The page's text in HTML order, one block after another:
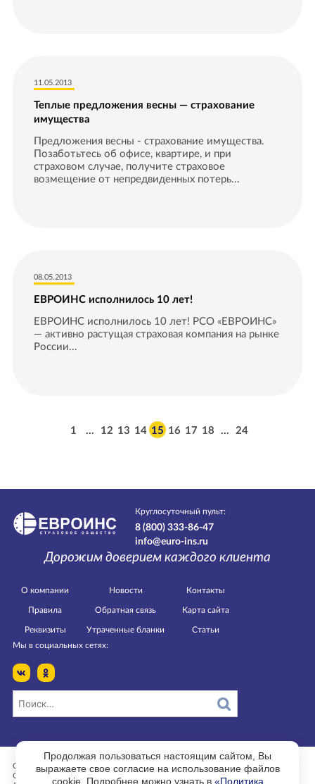
11.05.2013
Теплые предложения весны — страхование
имущества
Предложения весны - страхование имущества.
Позаботьтесь об офисе, квартире, и при
страховом случае, получите страховое
возмещение от непредвиденных потерь...
08.05.2013
ЕВРОИНС исполнилось 10 лет!
ЕВРОИНС исполнилось 10 лет! РСО «ЕВРОИНС»
— активно растущая страховая компания на рынке
России...
1 … 12 13 14 15 16 17 18 … 24
Круглосуточный пульт:
8 (800) 333-86-47
info@euro-ins.ru
Дорожим доверием каждого клиента
О компании
Правила
Реквизиты
Новости
Обратная связь
Утраченные бланки
Контакты
Карта сайта
Статьи
Мы в социальных сетях:
Страница изменена 30.11.2021 в 08:28.
ООО РСО «ЕВРОИНС».
Продолжая пользоваться настоящим сайтом, Вы
выражаете свое согласие на использование файлов
cookie. Подробнее можно узнать в «Политика